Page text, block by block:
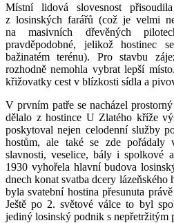
Místní lidová slovesnost
z losinských farářů (což je velmi
na masivních dřevěných
pravděpodobné, jelikož hostinec
bažinatém terénu). Pro stavbu
rozhodně nemohla vybrat lepší
křižovatky cest v blízkosti sídla a
V prvním patře se nacházel
dělalo z hostince U Zlatého kříže
poskytoval nejen celodenní služby
hostům, ale také se zde pořádaly
slavnosti, veselice, bály i spolkové
1930 vyhořela hlavní budova
dnech konat svatba dcery lázeňského
byla svatební hostina přesunuta
Ještě po 2. světové válce to byl
jediný losinský podnik s nepřetržitým